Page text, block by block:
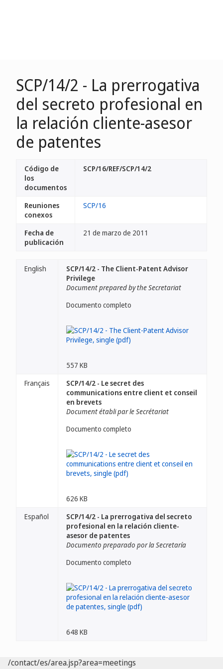
SCP/14/2 - La prerrogativa
del secreto profesional en
la relación cliente-asesor
de patentes
Código de
los
documentos
SCP/16/REF/SCP/14/2
Reuniones
conexos
SCP/16
Fecha de
publicación
21 de marzo de 2011
English
SCP/14/2 - The Client-Patent Advisor
Privilege
Document prepared by the Secretariat
Documento completo
557 KB
Français
SCP/14/2 - Le secret des
communications entre client et conseil
en brevets
Document établi par le Secrétariat
Documento completo
626 KB
Español
SCP/14/2 - La prerrogativa del secreto
profesional en la relación cliente-
asesor de patentes
Documento preparado por la Secretaría
Documento completo
648 KB
/contact/es/area.jsp?area=meetings